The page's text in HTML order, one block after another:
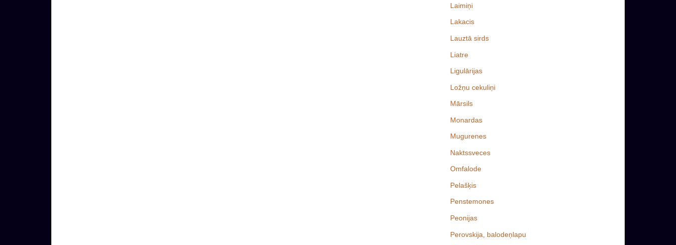
Laimiņi
Lakacis
Lauztā sirds
Liatre
Ligulārijas
Ložņu cekuliņi
Mārsils
Monardas
Mugurenes
Naktssveces
Omfalode
Pelašķis
Penstemones
Peonijas
Perovskija, balodeņlapu